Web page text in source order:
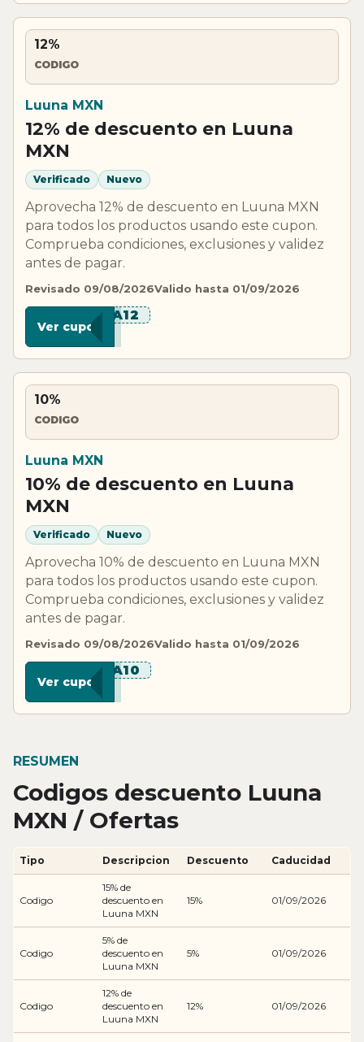
12%
CODIGO
Luuna MXN
12% de descuento en Luuna
MXN
Verificado Nuevo
Aprovecha 12% de descuento en Luuna MXN
para todos los productos usando este cupon.
Comprueba condiciones, exclusiones y validez
antes de pagar.
Revisado 09/08/2026Valido hasta 01/09/2026
****A12
Ver cupon
10%
CODIGO
Luuna MXN
10% de descuento en Luuna
MXN
Verificado Nuevo
Aprovecha 10% de descuento en Luuna MXN
para todos los productos usando este cupon.
Comprueba condiciones, exclusiones y validez
antes de pagar.
Revisado 09/08/2026Valido hasta 01/09/2026
****A10
Ver cupon
RESUMEN
Codigos descuento Luuna
MXN / Ofertas
Tipo Descripcion Descuento Caducidad
Codigo
15% de
descuento en
Luuna MXN
15% 01/09/2026
Codigo
5% de
descuento en
Luuna MXN
5% 01/09/2026
Codigo
12% de
descuento en
Luuna MXN
12% 01/09/2026